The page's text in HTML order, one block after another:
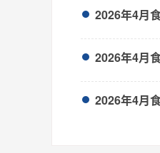
2026年4月